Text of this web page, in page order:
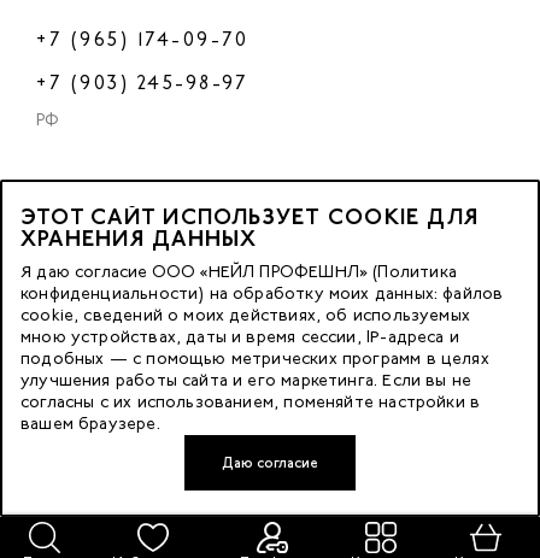
+7 (965) 174-09-70
+7 (903) 245-98-97
РФ
2023 © OOO «Нейл Профешнл».
Все права защищены.
Разработка сайта — FACE FAMILY
Москва, м. Калужская,
ул. Бутлерова д. 17
«БЦ Нео Гео»^
этаж. 3, офис 3079
ЭТОТ САЙТ ИСПОЛЬЗУЕТ COOKIE ДЛЯ
ХРАНЕНИЯ ДАННЫХ
Я даю согласие ООО «НЕЙЛ ПРОФЕШНЛ» (Политика
конфиденциальности) на обработку моих данных: файлов
cookie, сведений о моих действиях, об используемых
мною устройствах, даты и время сессии, IP-адреса и
подобных — с помощью метрических программ в целях
улучшения работы сайта и его маркетинга. Если вы не
согласны с их использованием, поменяйте настройки в
вашем браузере.
Даю согласие